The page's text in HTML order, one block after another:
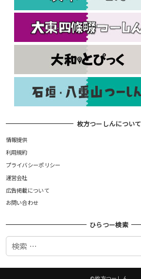
枚方つーしんについて
情報提供
利用規約
プライバシーポリシー
運営会社
広告掲載について
お問い合わせ
ひらつー検索
検